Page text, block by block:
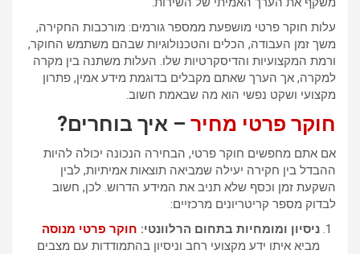
עלות חוקר פרטי מושפעת ממספר גורמים: מורכבות החקירה,
משך זמן העבודה, הכלים והטכנולוגיות שבהם משתמש החוקר,
ורמת המקצועיות והדיסקרטיות שלו. העלות משתנה בין מקרה
למקרה, אך הערך שאתם מקבלים בדוגמת מידע אמין, פתרון
מקצועי ושקט נפשי הוא מה שבאמת חשוב.
חוקר פרטי מחיר – איך בוחרים?
אם אתם מחפשים חוקר פרטי, הבחירה הנכונה יכולה להיות
ההבדל בין חקירה יעילה שמביאה תוצאות אמיתיות, לבין
השקעת זמן וכסף שלא תניב את המידע הדרוש. לכן, חשוב
לבדוק מספר קריטריונים מרכזיים:
ניסיון ומומחיות בתחום הרלוונטי: חוקר פרטי מנוסה
מביא איתו ידע מקצועי רחב וניסיון בהתמודדות עם מצבים